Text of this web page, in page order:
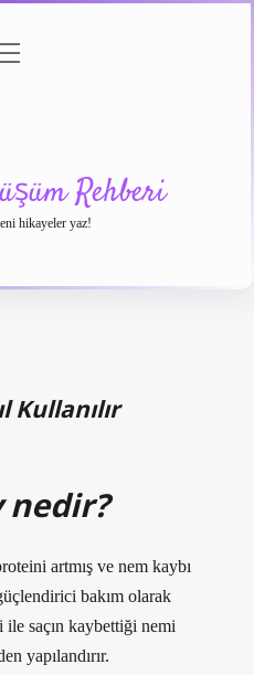
Rehberi
hikayeler yaz!
Kullanılır
nedir?
artmış ve nem kaybı
bakım olarak
saçın kaybettiği nemi
yapılandırır.